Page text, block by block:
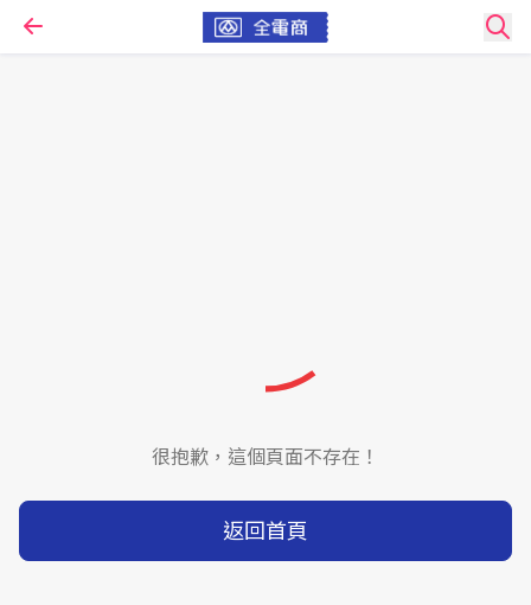
很抱歉，這個頁面不存在！
返回首頁